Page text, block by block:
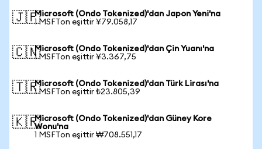
🇯🇵Microsoft (Ondo Tokenized)'dan Japon Yeni'na
1 MSFTon eşittir ¥79.058,17
🇨🇳Microsoft (Ondo Tokenized)'dan Çin Yuanı'na
1 MSFTon eşittir ¥3.367,75
🇹🇷Microsoft (Ondo Tokenized)'dan Türk Lirası'na
1 MSFTon eşittir ₺23.805,39
🇰🇷Microsoft (Ondo Tokenized)'dan Güney Kore
Wonu'na
1 MSFTon eşittir ₩708.551,17